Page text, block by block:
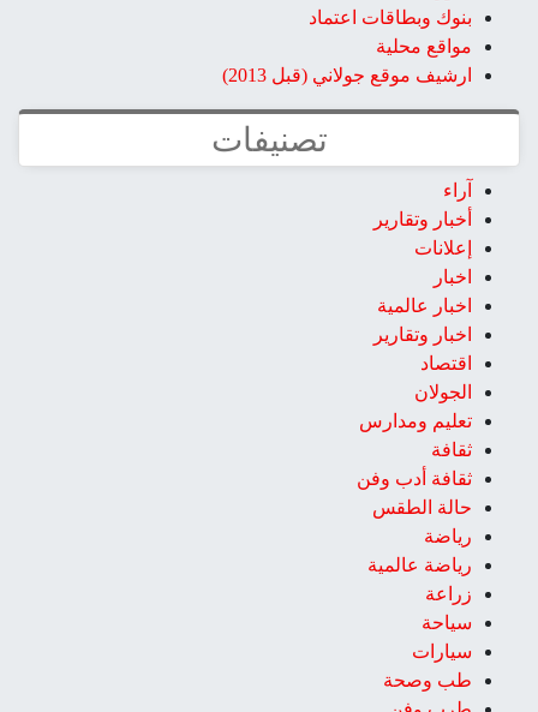
بنوك وبطاقات اعتماد
مواقع محلية
ارشيف موقع جولاني (قبل 2013)
تصنيفات
آراء
أخبار وتقارير
إعلانات
اخبار
اخبار عالمية
اخبار وتقارير
اقتصاد
الجولان
تعليم ومدارس
ثقافة
ثقافة أدب وفن
حالة الطقس
رياضة
رياضة عالمية
زراعة
سياحة
سيارات
طب وصحة